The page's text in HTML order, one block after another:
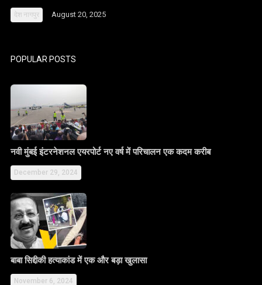
देश नागपुर August 20, 2025
POPULAR POSTS
नवी मुंबई इंटरनेशनल एयरपोर्ट नए वर्ष में परिचालन एक कदम करीब
December 29, 2024
बाबा सिद्दीकी हत्याकांड में एक और बड़ा खुलासा
November 6, 2024